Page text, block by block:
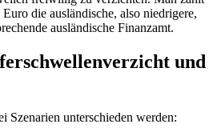
die ausländische, also niedrigere,
ausländische Finanzamt.
und
Szenarien unterschieden werden: